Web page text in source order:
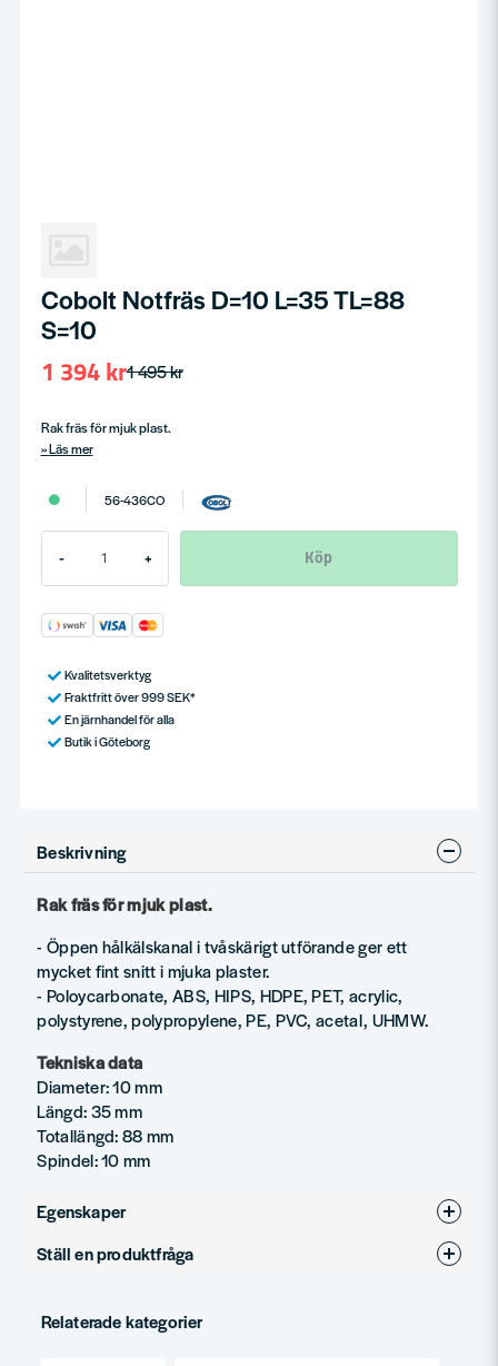
Cobolt Notfräs D=10 L=35 TL=88
S=10
1 495 kr
1 394 kr
Rak fräs för mjuk plast.
Läs mer
56-436CO
- + Köp
Kvalitetsverktyg
Fraktfritt över 999 SEK*
En järnhandel för alla
Butik i Göteborg
Beskrivning
Rak fräs för mjuk plast.
- Öppen hålkälskanal i tvåskärigt utförande ger ett
mycket fint snitt i mjuka plaster.
- Poloycarbonate, ABS, HIPS, HDPE, PET, acrylic,
polystyrene, polypropylene, PE, PVC, acetal, UHMW.
Tekniska data
Diameter: 10 mm
Längd: 35 mm
Totallängd: 88 mm
Spindel: 10 mm
Egenskaper
Produkttyp
Ställ en produktfråga
Fråga oss något om denna produkten...
Relaterade kategorier